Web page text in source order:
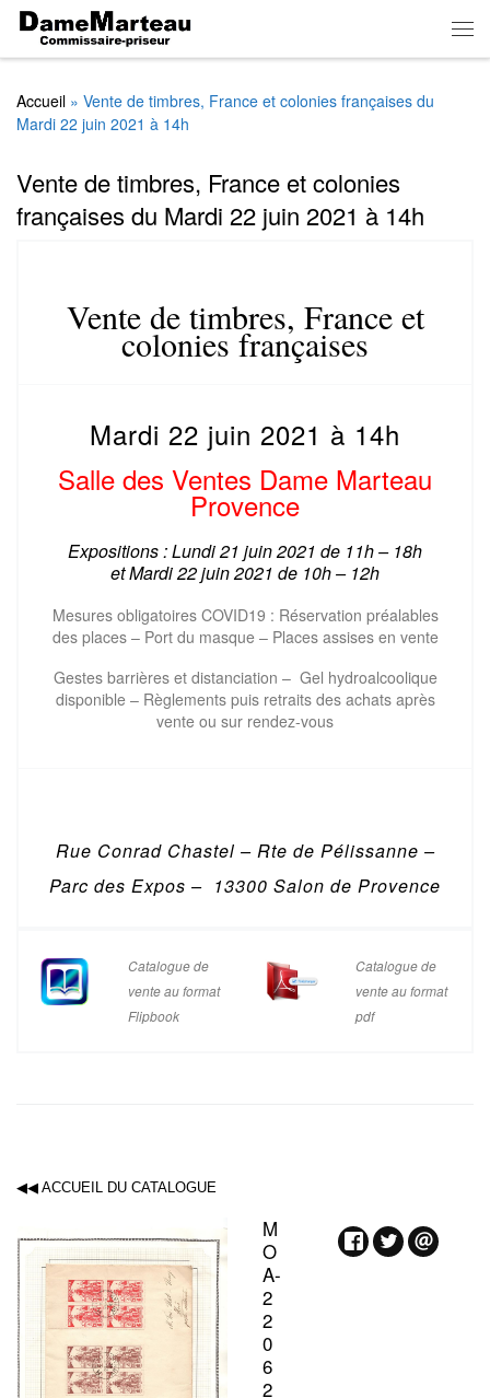
Skip to content
Accueil » Vente de timbres, France et colonies françaises du
Mardi 22 juin 2021 à 14h
Vente de timbres, France et colonies
françaises du Mardi 22 juin 2021 à 14h
Vente de timbres, France et
colonies françaises
Mardi 22 juin 2021 à 14h
Salle des Ventes Dame Marteau
Provence
Expositions : Lundi 21 juin 2021 de 11h – 18h
etMardi 22 juin 2021 de 10h – 12h
Mesures obligatoires COVID19 : Réservation préalables
des places – Port du masque – Places assises en vente
Gestes barrières et distanciation – Gel hydroalcoolique
disponible – Règlements puis retraits des achats après
vente ou sur rendez-vous
Rue Conrad Chastel – Rte de Pélissanne –
Parc des Expos – 13300 Salon de Provence
Catalogue de
vente au format
Flipbook
Catalogue de
vente au format
pdf
◀◀ ACCUEIL DU CATALOGUE
M
O
A-
2
2
0
6
2